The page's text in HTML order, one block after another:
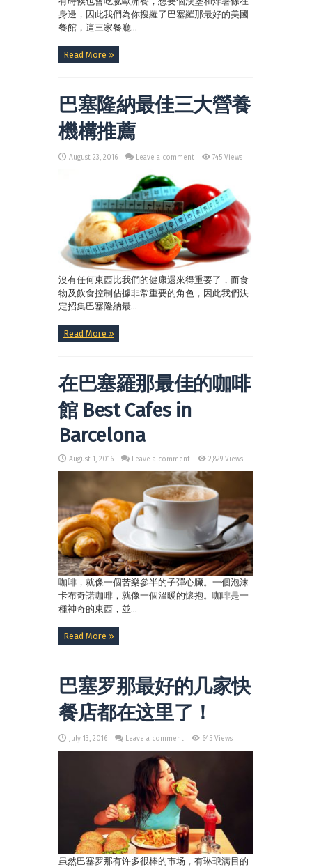
身邊，因此我們為你搜羅了巴塞羅那最好的美國
餐館，這三家餐廳...
Read More »
巴塞隆納最佳三大營養
機構推薦
August 23, 2016 Leave a comment 745 Views
沒有任何東西比我們的健康還來得重要了，而食
物及飲食控制佔據非常重要的角色，因此我們決
定招集巴塞隆納最...
Read More »
在巴塞羅那最佳的咖啡
館 Best Cafes in
Barcelona
August 1, 2016 Leave a comment 2,829 Views
咖啡，就像一個苦樂參半的子彈心臟。一個泡沫
卡布奇諾咖啡，就像一個溫暖的懷抱。咖啡是一
種神奇的東西，並...
Read More »
巴塞罗那最好的几家快
餐店都在这里了！
July 13, 2016 Leave a comment 645 Views
虽然巴塞罗那有许多很棒的市场，有琳琅满目的